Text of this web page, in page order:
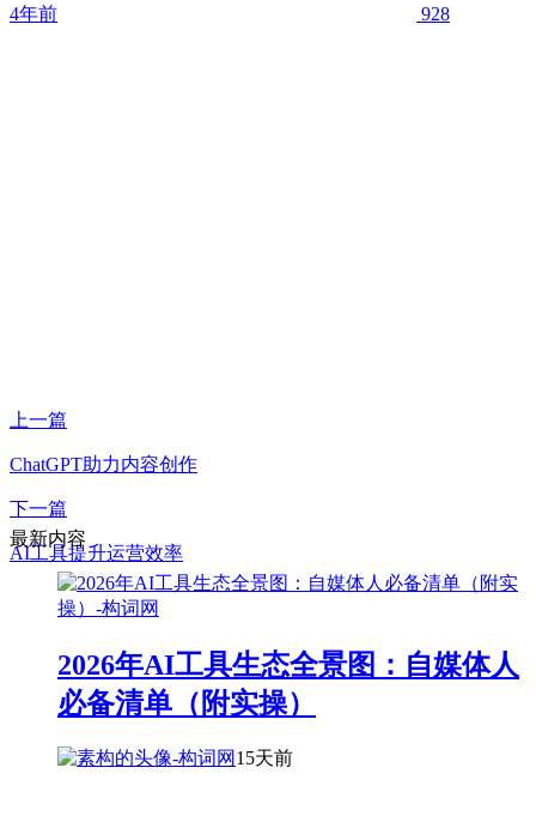
4年前 928
上一篇
ChatGPT助力内容创作
下一篇
AI工具提升运营效率
最新内容
2026年AI工具生态全景图：自媒体人
必备清单（附实操）
15天前